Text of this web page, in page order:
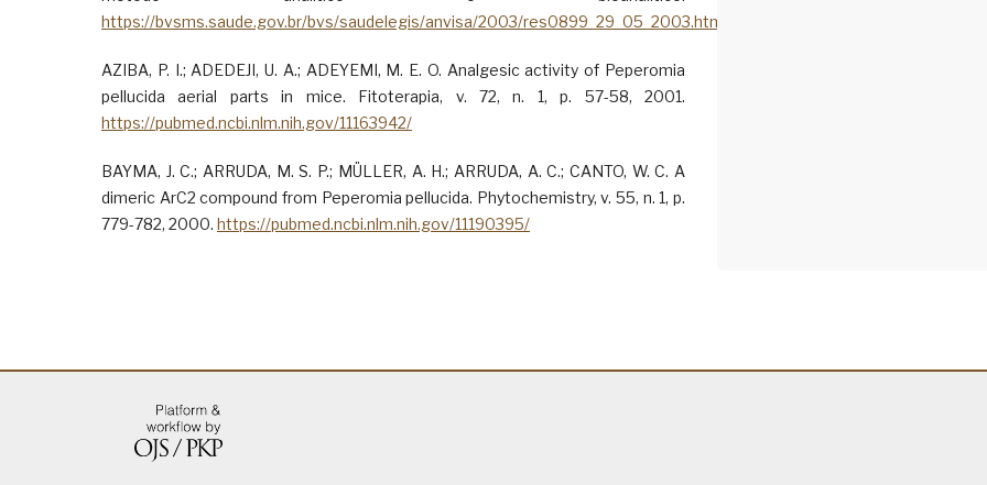
https://bvsms.saude.gov.br/bvs/saudelegis/anvisa/2003/res0899_29_05_2003.html
AZIBA, P. I.; ADEDEJI, U. A.; ADEYEMI, M. E. O. Analgesic activity of Peperomia
pellucida aerial parts in mice. Fitoterapia, v. 72, n. 1, p. 57-58, 2001.
https://pubmed.ncbi.nlm.nih.gov/11163942/
BAYMA, J. C.; ARRUDA, M. S. P.; MÜLLER, A. H.; ARRUDA, A. C.; CANTO, W. C. A
dimeric ArC2 compound from Peperomia pellucida. Phytochemistry, v. 55, n. 1, p.
779-782, 2000. https://pubmed.ncbi.nlm.nih.gov/11190395/